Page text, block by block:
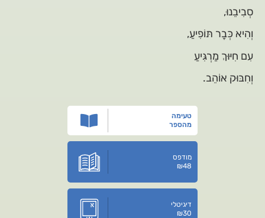
סְבִיבֵנוּ,
וְהִיא כְּבָר תּוֹפִיעַ,
עִם חִיּוּךְ מַרְגִּיעַ
וְחִבּוּק אוֹהֵב.
טעימה
מהספר
מודפס
₪48
דיגיטלי
₪30